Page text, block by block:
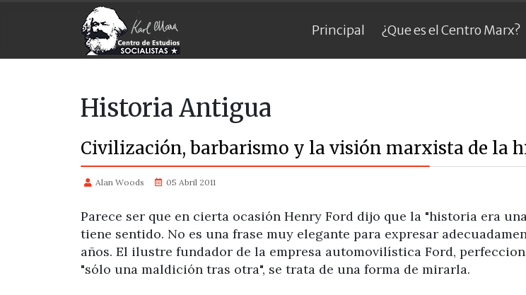
Principal ¿Que es el Centro Marx?
Historia Antigua
Civilización, barbarismo y la visión marxista de la
Alan Woods 05 Abril 2011
Parece ser que en cierta ocasión Henry Ford dijo que la "historia era
tiene sentido. No es una frase muy elegante para expresar
años. El ilustre fundador de la empresa automovilística Ford,
"sólo una maldición tras otra", se trata de una forma de mirarla.